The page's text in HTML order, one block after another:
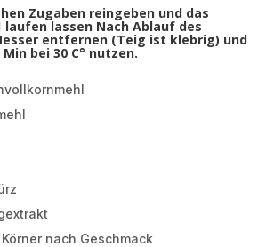
Zugaben reingeben und das
laufen lassen Nach Ablauf des
entfernen (Teig ist klebrig) und
bei 30 C° nutzen.
nach Geschmack